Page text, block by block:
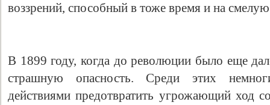
воззрений, способный в тоже время и на
В 1899 году, когда до революции было еще
страшную опасность. Среди этих
действиями предотвратить угрожающий ход